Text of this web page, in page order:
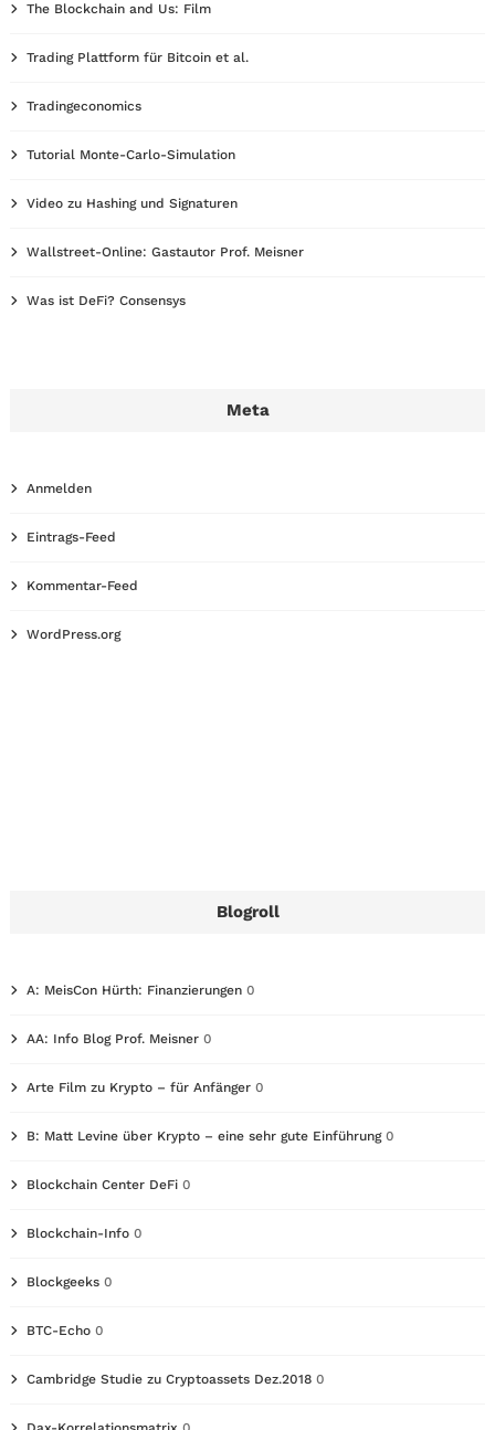
The Blockchain and Us: Film
Trading Plattform für Bitcoin et al.
Tradingeconomics
Tutorial Monte-Carlo-Simulation
Video zu Hashing und Signaturen
Wallstreet-Online: Gastautor Prof. Meisner
Was ist DeFi? Consensys
Meta
Anmelden
Eintrags-Feed
Kommentar-Feed
WordPress.org
Blogroll
A: MeisCon Hürth: Finanzierungen 0
AA: Info Blog Prof. Meisner 0
Arte Film zu Krypto – für Anfänger 0
B: Matt Levine über Krypto – eine sehr gute Einführung0
Blockchain Center DeFi 0
Blockchain-Info 0
Blockgeeks 0
BTC-Echo 0
Cambridge Studie zu Cryptoassets Dez.2018 0